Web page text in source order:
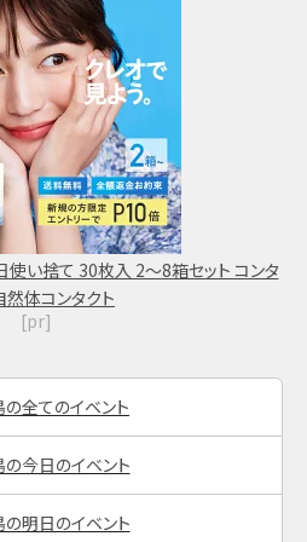
使い捨て 30枚入 2～8箱セット コンタ
然体コンタクト
[pr]
全てのイベント
今日のイベント
明日のイベント